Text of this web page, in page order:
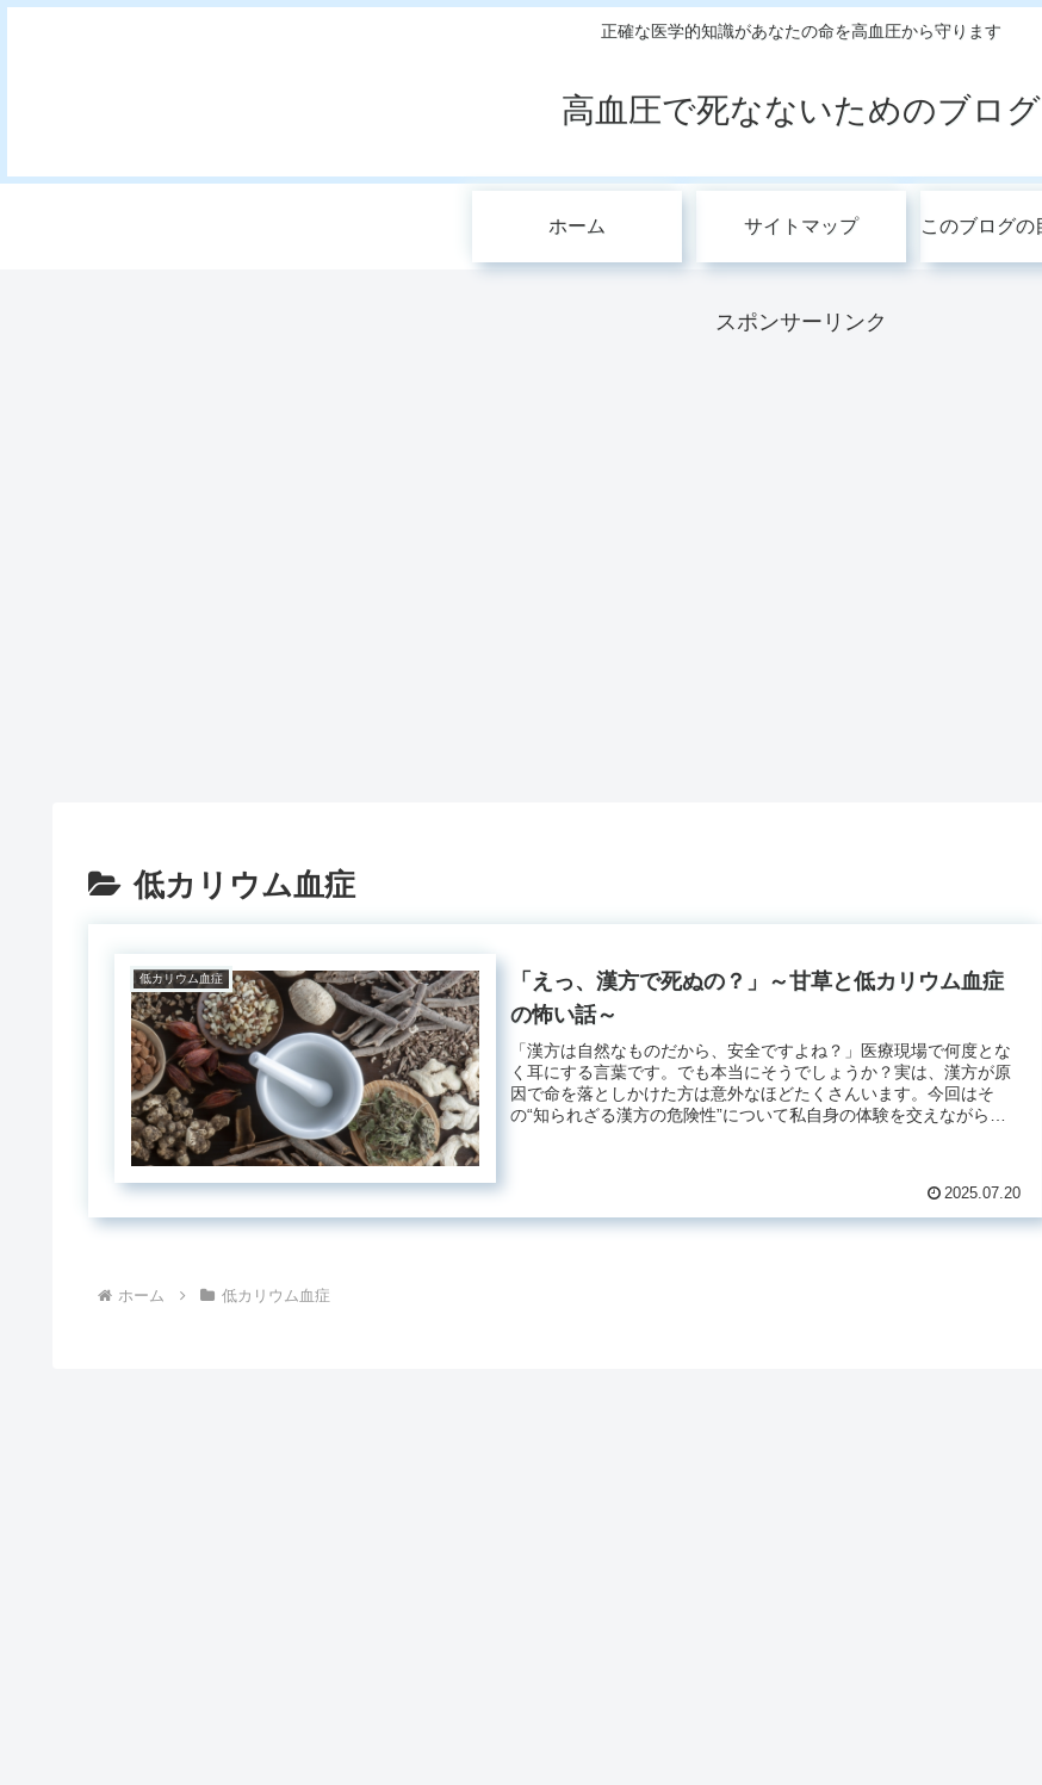
正確な医学的知識があなたの命を高血圧から守ります
高血圧で死なないためのブログ
ホーム サイトマップ
スポンサーリンク
低カリウム血症
低カリウム血症
「えっ、漢方で死ぬの？」～甘草と低カリウム血症
の怖い話～
「漢方は自然なものだから、安全ですよね？」医療現場で何度とな
く耳にする言葉です。でも本当にそうでしょうか？実は、漢方が原
因で命を落としかけた方は意外なほどたくさんいます。今回はそ
の“知られざる漢方の危険性”について私自身の体験を交えながら
2025.07.20
ホーム 低カリウム血症